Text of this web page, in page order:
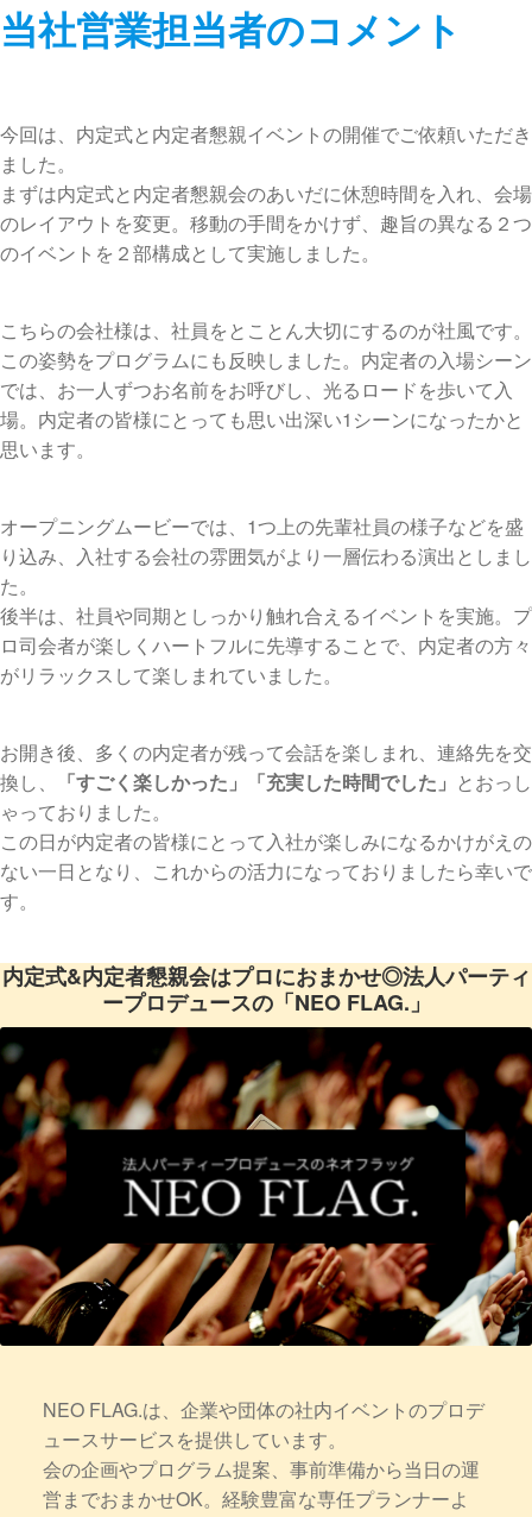
当社営業担当者のコメント
今回は、内定式と内定者懇親イベントの開催でご依頼いただき
ました。
まずは内定式と内定者懇親会のあいだに休憩時間を入れ、会場
のレイアウトを変更。移動の手間をかけず、趣旨の異なる２つ
のイベントを２部構成として実施しました。
こちらの会社様は、社員をとことん大切にするのが社風です。
この姿勢をプログラムにも反映しました。内定者の入場シーン
では、お一人ずつお名前をお呼びし、光るロードを歩いて入
場。内定者の皆様にとっても思い出深い1シーンになったかと
思います。
オープニングムービーでは、1つ上の先輩社員の様子などを盛
り込み、入社する会社の雰囲気がより一層伝わる演出としまし
た。
後半は、社員や同期としっかり触れ合えるイベントを実施。プ
ロ司会者が楽しくハートフルに先導することで、内定者の方々
がリラックスして楽しまれていました。
お開き後、多くの内定者が残って会話を楽しまれ、連絡先を交
換し、
「すごく楽しかった」「充実した時間でした」 とおっし
ゃっておりました。
この日が内定者の皆様にとって入社が楽しみになるかけがえの
ない一日となり、これからの活力になっておりましたら幸いで
す。
内定式&内定者懇親会はプロにおまかせ◎法人パーティ
ープロデュースの「NEO FLAG.」
NEO FLAG.は、企業や団体の社内イベントのプロデ
ュースサービスを提供しています。
会の企画やプログラム提案、事前準備から当日の運
営までおまかせOK。経験豊富な専任プランナーよ